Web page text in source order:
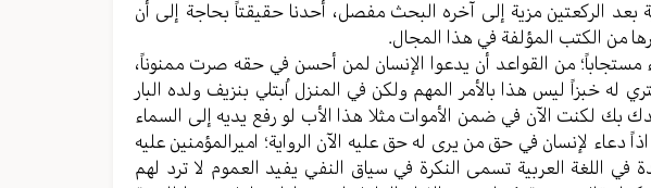
الرکعتین مزیة إلی آخره البحث مفصل، أحدنا حقیقتاً بحاجة إلی أن
من الکتب المؤلفة في هذا المجال.
مستجاباً؛ من القواعد أن یدعوا الإنسان لمن أحسن في حقه صرت ممنوناً،
خبزاً لیس هذا بالأمر المهم ولکن في المنزل اُبتلي بنزیف ولده البار
بك لکنت الآن في ضمن الأموات مثلا هذا الأب لو رفع یدیه إلی السماء
دعاء لإنسان في حق من یری له حق علیه الآن الروایة؛ امیرالمؤمنین علیه
في اللغة العربیة تسمی النکرة في سیاق النفي یفید العموم لا ترد لهم